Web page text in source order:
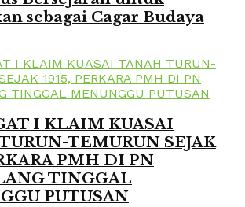
sebagai Cagar Budaya
I KLAIM KUASAI
TEMURUN SEJAK
PMH DI PN
TINGGAL
PUTUSAN